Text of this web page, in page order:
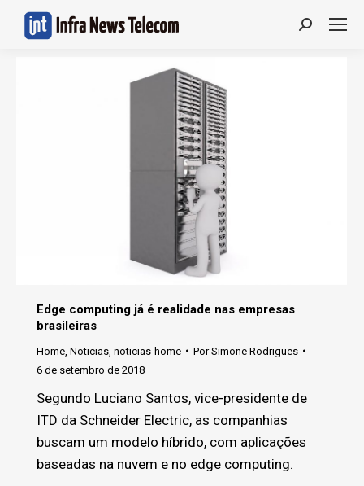
Search:
Edge computing já é realidade nas empresas
brasileiras
Home Noticias noticias-home PorSimone Rodrigues
6 de setembro de 2018
Segundo Luciano Santos, vice-presidente de
ITD da Schneider Electric, as companhias
buscam um modelo híbrido, com aplicações
baseadas na nuvem e no edge computing.